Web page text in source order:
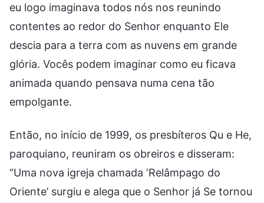
eu logo imaginava todos nós nos reunindo
contentes ao redor do Senhor enquanto Ele
descia para a terra com as nuvens em grande
glória. Vocês podem imaginar como eu ficava
animada quando pensava numa cena tão
empolgante.
Então, no início de 1999, os presbíteros Qu e He,
paroquiano, reuniram os obreiros e disseram:
“Uma nova igreja chamada ‘Relâmpago do
Oriente’ surgiu e alega que o Senhor já Se tornou